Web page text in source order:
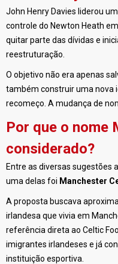
John Henry Davies liderou
controle do Newton Heath
quitar parte das dívidas e
reestruturação.
O objetivo não era apenas
também construir uma nova
recomeço. A mudança de
Por que o nome
considerado?
Entre as diversas sugestões
uma delas foi Manchester
A proposta buscava
irlandesa que vivia em
referência direta ao Celtic
imigrantes irlandeses e já
instituição esportiva.